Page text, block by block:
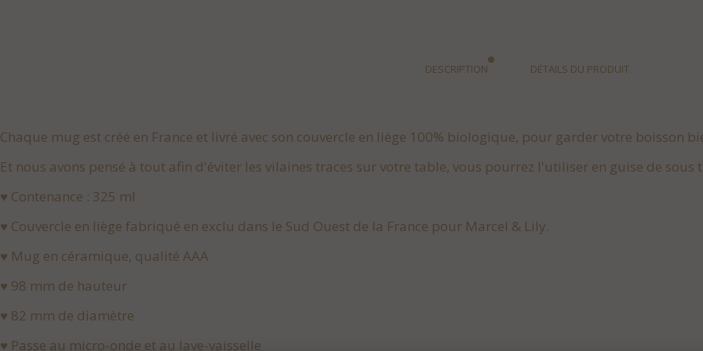
DESCRIPTION DÉTAILS DU PRODUIT
Chaque mug est créé en France et livré avec son couvercle en liège 100% biologique, pour garder votre boisson
Et nous avons pensé à tout afin d'éviter les vilaines traces sur votre table, vous pourrez l'utiliser en guise de sous
♥ Contenance : 325 ml
♥ Couvercle en liège fabriqué en exclu dans le Sud Ouest de la France pour Marcel & Lily.
♥ Mug en céramique, qualité AAA
♥ 98 mm de hauteur
♥ 82 mm de diamètre
♥ Passe au micro-onde et au lave-vaisselle